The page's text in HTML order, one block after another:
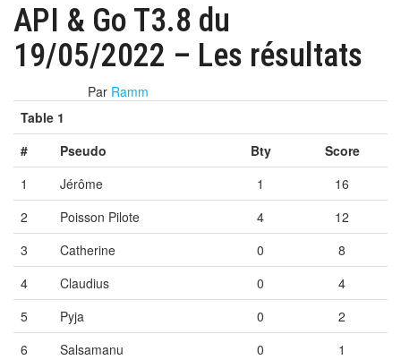
API & Go T3.8 du
19/05/2022 – Les résultats
Par Ramm
Table 1
#
Pseudo Bty
Score
1
Jérôme 1
16
2
Poisson Pilote 4
12
3
Catherine 0
8
4
Claudius 0
4
5
Pyja 0
2
6
Salsamanu 0
1